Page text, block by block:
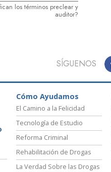
los términos preclear y
auditor?
SÍGUENOS
Cómo Ayudamos
El Camino a la Felicidad
Tecnología de Estudio
Reforma Criminal
Rehabilitación de Drogas
La Verdad Sobre las Drogas